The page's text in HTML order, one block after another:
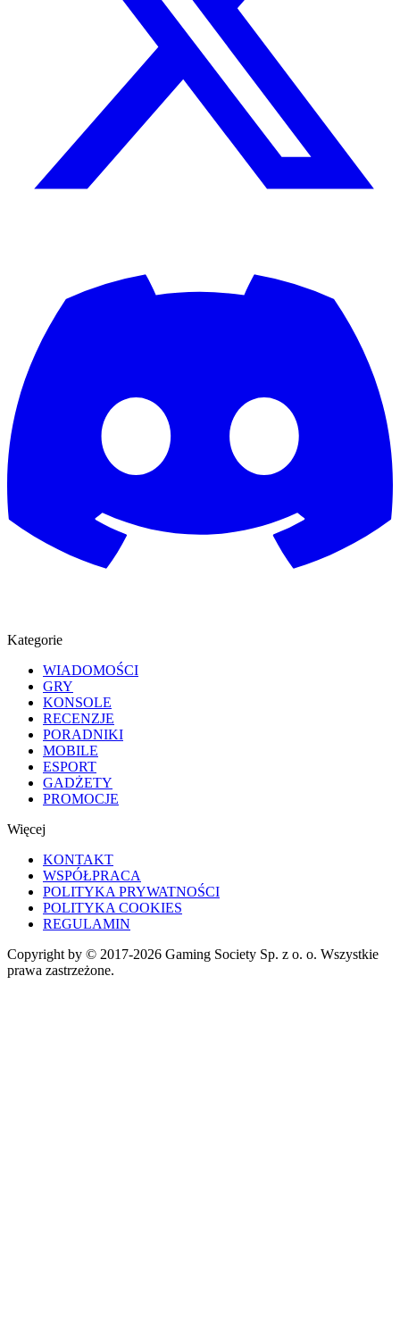
Kategorie
WIADOMOŚCI
GRY
KONSOLE
RECENZJE
PORADNIKI
MOBILE
ESPORT
GADŻETY
PROMOCJE
Więcej
KONTAKT
WSPÓŁPRACA
POLITYKA PRYWATNOŚCI
POLITYKA COOKIES
REGULAMIN
Copyright by © 2017-2026 Gaming Society Sp. z o. o. Wszystkie
prawa zastrzeżone.